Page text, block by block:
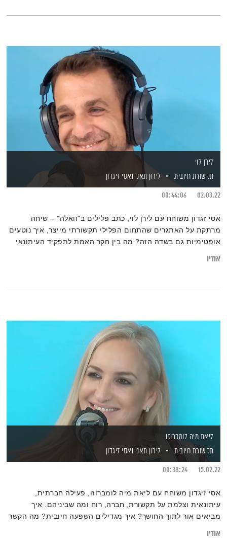
לירן לוי
תקשורת חיובית
לירון תאני ואסי זיגדון
02.03.22
00:44:06
אסי זגדון משוחח עם לירן לוי, כתב פלילים ב"וואלה" – שיחה
מרתקת על האתגרים שהתחום הפלילי תקשורתי מייצר, איך נוטעים
אופטימיות גם בשדה הזה? מה בין חקר האמת לתפקיד העיתונאי
אודיו
ליאת מיה לומברוזו
תקשורת חיובית
לירון תאני ואסי זיגדון
15.02.22
00:38:24
אסי זיגדון משוחח עם ליאת מיה לומברוזו, פעילה חברתית,
עיתונאית וצלמת על תקשורת, חברה, רוח ומה שביניהם. איך
מביאים אור לתוך החושך? איך מגדילים השפעה חיובית? מה הקשר
אודיו